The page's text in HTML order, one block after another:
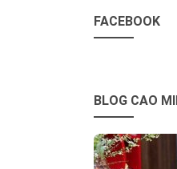
FACEBOOK
BLOG CAO